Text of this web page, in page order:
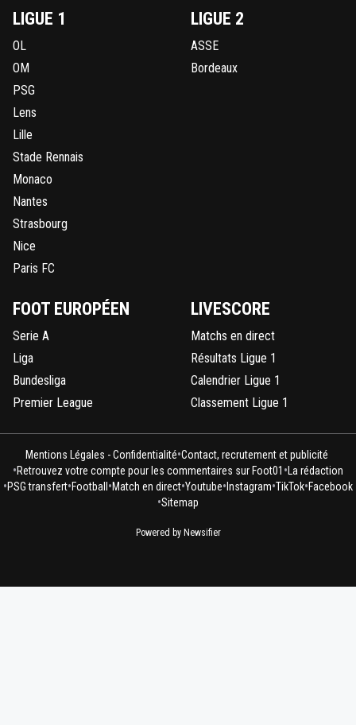
LIGUE 1
OL
OM
PSG
Lens
Lille
Stade Rennais
Monaco
Nantes
Strasbourg
Nice
Paris FC
LIGUE 2
ASSE
Bordeaux
FOOT EUROPÉEN
Serie A
Liga
Bundesliga
Premier League
LIVESCORE
Matchs en direct
Résultats Ligue 1
Calendrier Ligue 1
Classement Ligue 1
Mentions Légales - Confidentialité•Contact, recrutement et publicité
•Retrouvez votre compte pour les commentaires sur Foot01 • La rédaction
•PSG transfert•Football •Match en direct•Youtube• Instagram•TikTok•Facebook
•Sitemap
Powered by Newsifier